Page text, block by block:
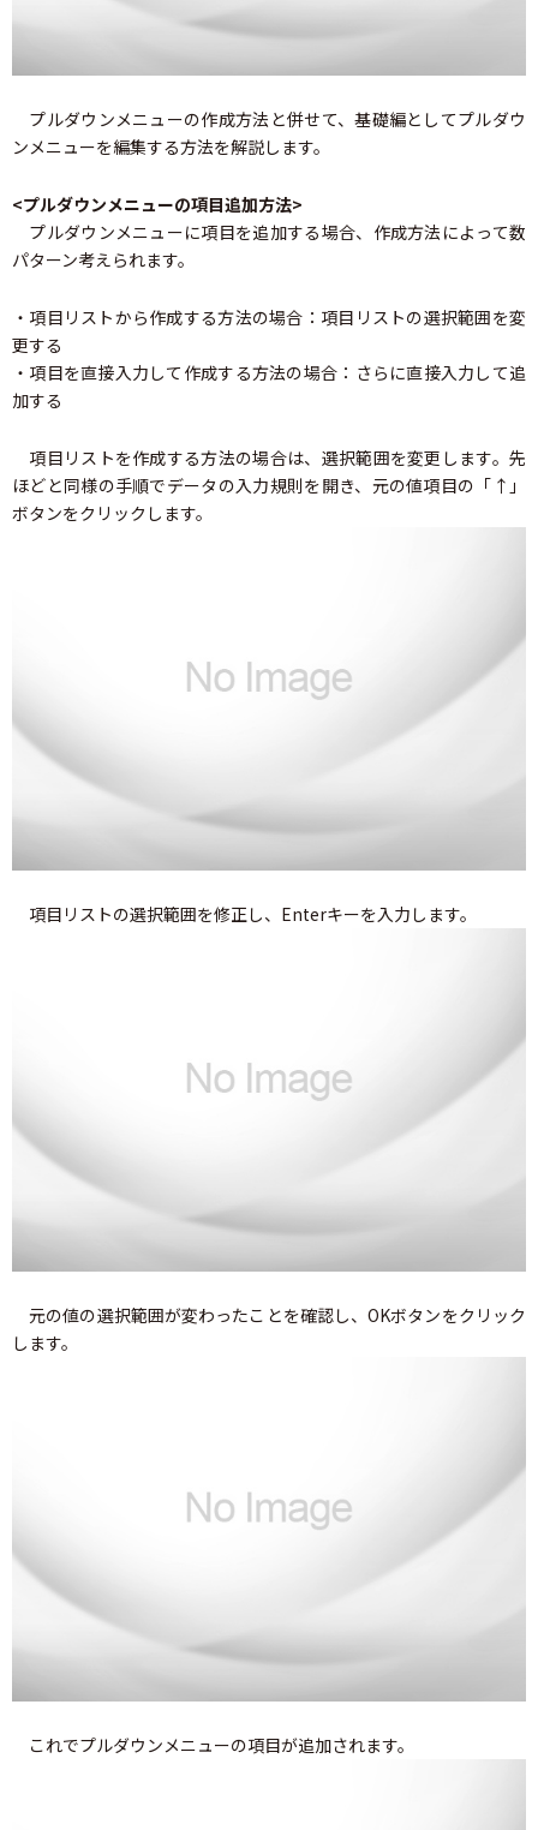
プルダウンメニューの作成方法と併せて、基礎編としてプルダウ
ンメニューを編集する方法を解説します。
<プルダウンメニューの項目追加方法>
プルダウンメニューに項目を追加する場合、作成方法によって数
パターン考えられます。
・項目リストから作成する方法の場合：項目リストの選択範囲を変
更する
・項目を直接入力して作成する方法の場合：さらに直接入力して追
加する
項目リストを作成する方法の場合は、選択範囲を変更します。先
ほどと同様の手順でデータの入力規則を開き、元の値項目の「↑」
ボタンをクリックします。
項目リストの選択範囲を修正し、Enterキーを入力します。
元の値の選択範囲が変わったことを確認し、OKボタンをクリック
します。
これでプルダウンメニューの項目が追加されます。